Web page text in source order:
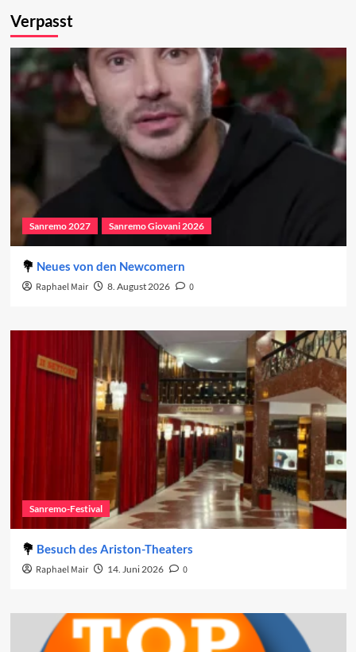
Verpasst
Sanremo 2027 Sanremo Giovani 2026
Neues von den Newcomern
Raphael Mair 8. August 2026 0
Sanremo-Festival
Besuch des Ariston-Theaters
Raphael Mair 14. Juni 2026 0